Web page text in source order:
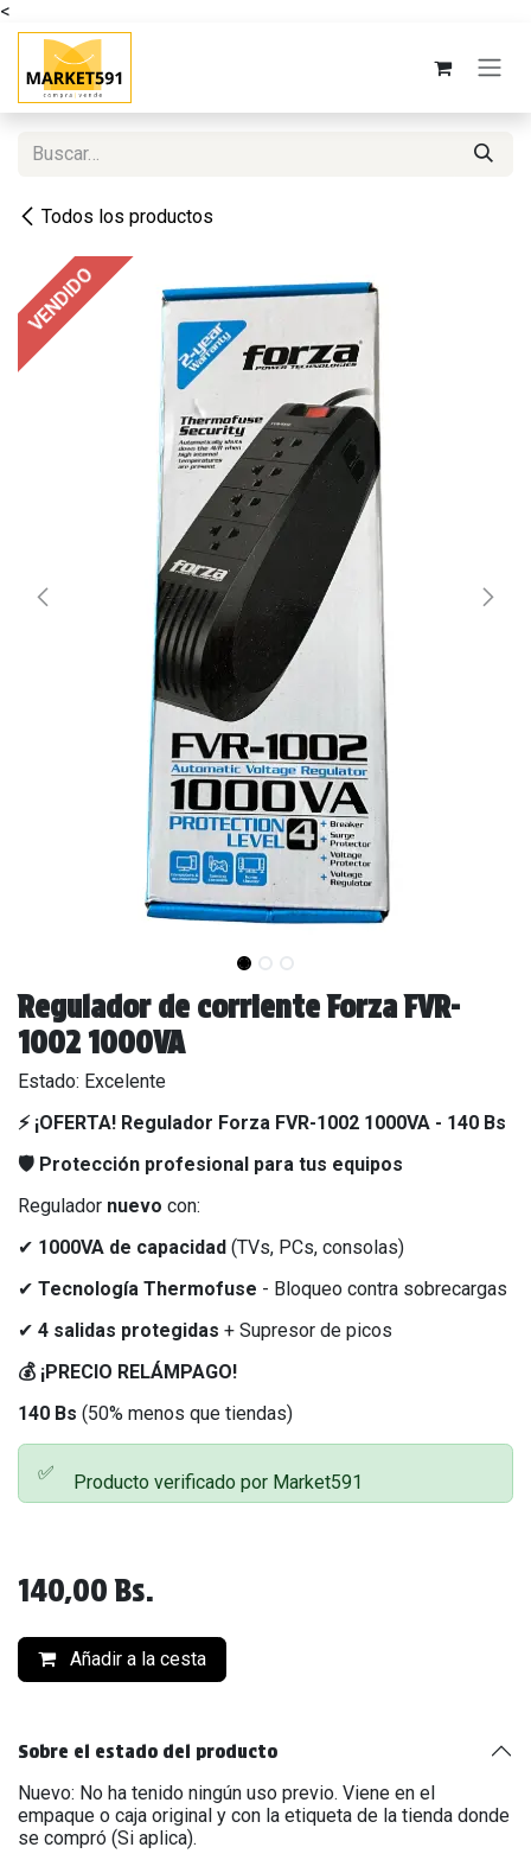
<
Ir al contenido
Todos los productos
VENDIDO
Regulador de corriente Forza FVR-
1002 1000VA
Estado: Excelente
⚡ ¡OFERTA! Regulador Forza FVR-1002 1000VA - 140 Bs
🛡️ Protección profesional para tus equipos
Regulador nuevo con:
✔ 1000VA de capacidad (TVs, PCs, consolas)
✔ Tecnología Thermofuse - Bloqueo contra sobrecargas
✔ 4 salidas protegidas + Supresor de picos
💰 ¡PRECIO RELÁMPAGO!
140 Bs (50% menos que tiendas)
✅ Producto verificado por Market591
140,00 Bs.
Añadir a la cesta
Sobre el estado del producto
Nuevo: No ha tenido ningún uso previo. Viene en el
empaque o caja original y con la etiqueta de la tienda donde
se compró (Si aplica).